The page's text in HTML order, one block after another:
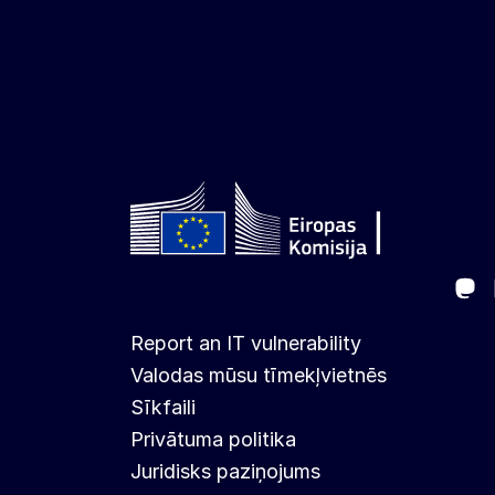
Report an IT vulnerability
Valodas mūsu tīmekļvietnēs
Sīkfaili
Privātuma politika
Juridisks paziņojums